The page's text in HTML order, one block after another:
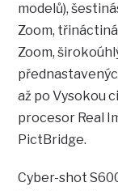
modelů),
Zoom,
Zoom,
až po Vysokou
procesor Real
PictBridge.
Cyber-shot